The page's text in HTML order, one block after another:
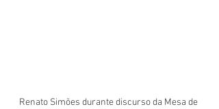
Renato Simões durante discurso da Mesa de